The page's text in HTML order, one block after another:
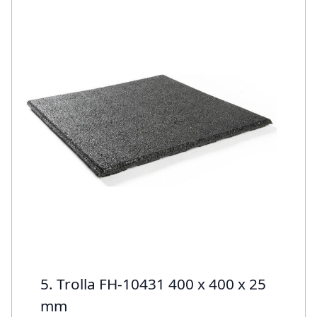
5. Trolla FH-10431 400 x 400 x 25
mm